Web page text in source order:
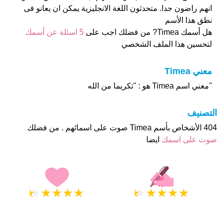
انهم راضون جدا. متحدثون اللغة الانجليزية يمكن ان يعانو فى
نطق هذا الأسم
هل أسمك Timea? من فضلك اجب على
5 اسئلة عن أسمك
لتحسين هذا الملف الشخصي
معني Timea
"معني اسم Timea هو : "تكريما من الله
التصنيف
404 الأشخاص بأسم Timea صوت على اسمائهم . من فضلك
صوت على اسمك ايضا
★
★
★
★
★ ★
★
★
★
★